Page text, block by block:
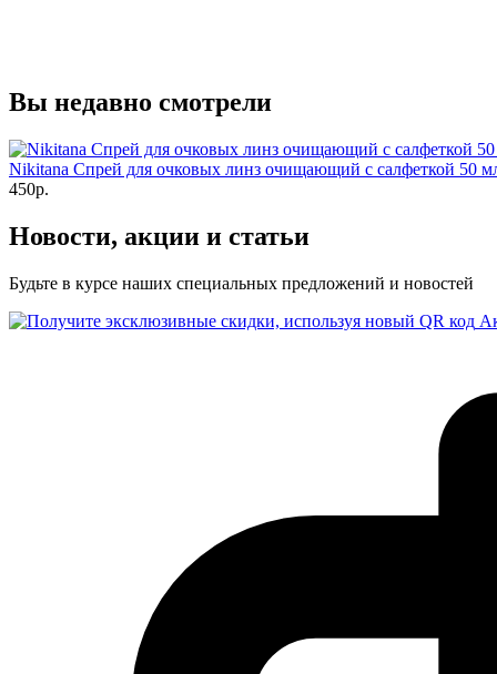
Вы недавно смотрели
Nikitana Спрей для очковых линз очищающий с салфеткой 50
450р.
Новости, акции и статьи
Будьте в курсе наших специальных предложений и новостей